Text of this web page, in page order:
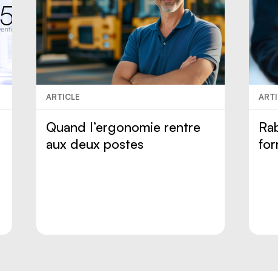
ARTICLE
Quand l’ergonomie rentre
aux deux postes